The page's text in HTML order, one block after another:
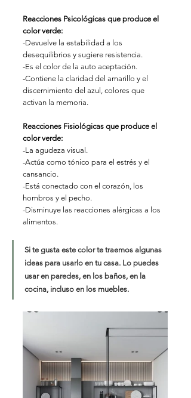
Reacciones Psicológicas que produce el
color verde:
-Devuelve la estabilidad a los
desequilibrios y sugiere resistencia.
-Es el color de la auto aceptación.
-Contiene la claridad del amarillo y el
discernimiento del azul, colores que
activan la memoria.
Reacciones Fisiológicas que produce el
color verde:
-La agudeza visual.
-Actúa como tónico para el estrés y el
cansancio.
-Está conectado con el corazón, los
hombros y el pecho.
-Disminuye las reacciones alérgicas a los
alimentos.
Si te gusta este color te traemos algunas
ideas para usarlo en tu casa. Lo puedes
usar en paredes, en los baños, en la
cocina, incluso en los muebles.